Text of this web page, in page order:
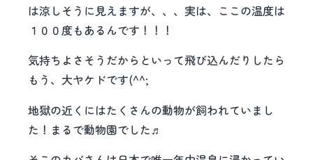
は涼しそうに見えますが、、、実は、ここの温度は
１００度もあるんです！！！
気持ちよさそうだからといって飛び込んだりしたら
もう、大ヤケドです(^^;
地獄の近くにはたくさんの動物が飼われていまし
た！まるで動物園でした♬